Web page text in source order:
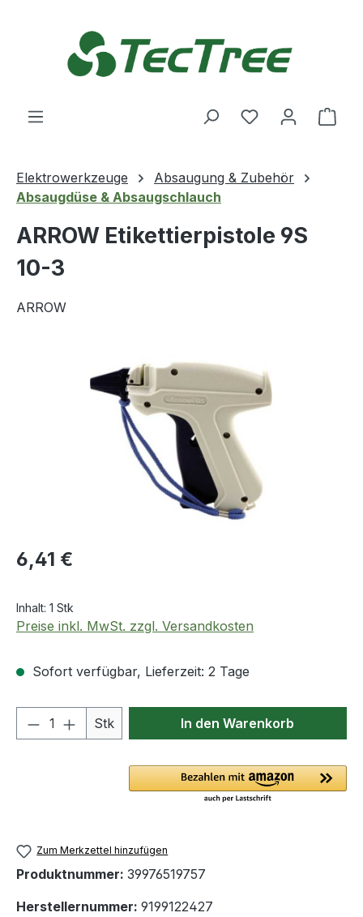
Du hast 0
Elektrowerkzeuge
Absaugung & Zubehör
Absaugdüse & Absaugschlauch
ARROW Etikettierpistole 9S
10-3
ARROW
Bildergalerie überspringen
Regulärer Preis:
6,41 €
Inhalt: 1 Stk
Preise inkl. MwSt. zzgl. Versandkosten
Sofort verfügbar, Lieferzeit: 2 Tage
Produkt Anzahl: Gib den
Stk In den Warenkorb
Zum Merkzettel hinzufügen
Produktnummer: 39976519757
Herstellernummer: 9199122427